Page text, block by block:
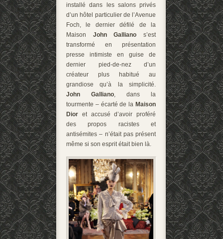
installé dans les salons privés
d’un hôtel particulier de l’Avenue
Foch, le dernier défilé de la
Maison John Galliano s’est
transformé en présentation
presse intimiste en guise de
dernier pied-de-nez d’un
créateur plus habitué au
grandiose qu’à la simplicité.
John Galliano, dans la
tourmente – écarté de la Maison
Dior et accusé d’avoir proféré
des propos racistes et
antisémites – n’était pas présent
même si son esprit était bien là.